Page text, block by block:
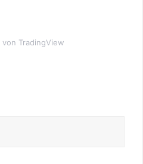
von TradingView